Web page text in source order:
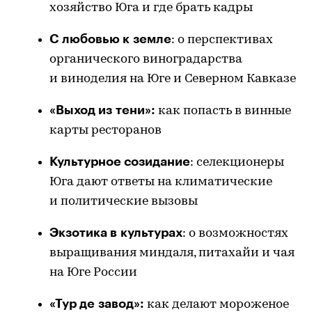
хозяйство Юга и где брать кадры
С любовью к земле: о перспективах
органического виноградарства
и виноделия на Юге и Северном Кавказе
«Выход из тени»: как попасть в винные
карты ресторанов
Культурное созидание: селекционеры
Юга дают ответы на климатические
и политические вызовы
Экзотика в культурах: о возможностях
выращивания миндаля, питахайи и чая
на Юге России
«Тур де завод»: как делают мороженое